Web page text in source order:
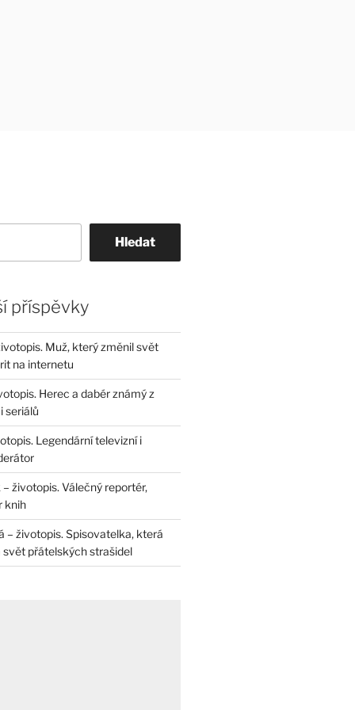
Hledat
příspěvky
Muž, který změnil svět
na internetu
Herec a dabér známý z
seriálů
Legendární televizní i
životopis. Válečný reportér,
knih
– životopis. Spisovatelka, která
přátelských strašidel